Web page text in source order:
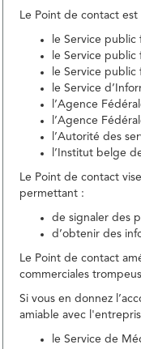
Le Point de contact
le Service public
le Service public
le Service
le Service
l’Agence
l’Agence
l’Autorité des
l’Institut belge
Le Point de contact
permettant :
de signaler des
d’obtenir des
Le Point de contact
commerciales
Si vous en donnez
amiable avec
le Service de